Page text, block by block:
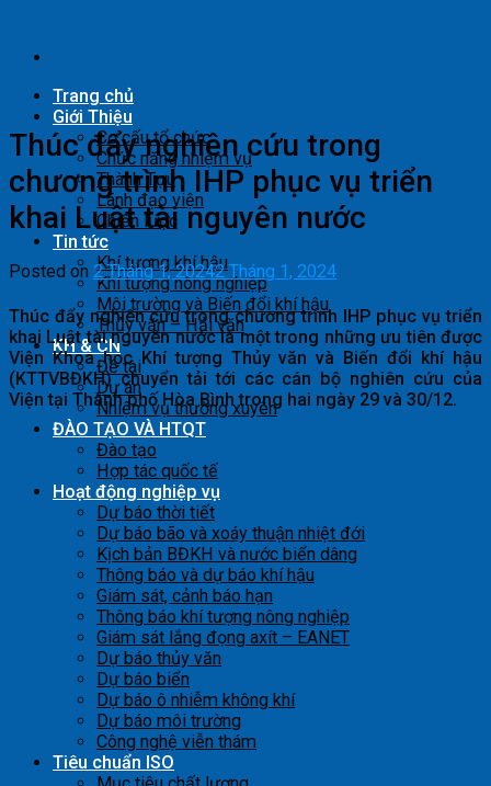
content
Trang chủ
Giới Thiệu
Cơ cấu tổ chức
Chức năng nhiệm vụ
Thành Tựu
Lãnh đạo viện
Chiến lược
Tin tức
Khí tượng khí hậu
Khí tượng nông nghiệp
Môi trường và Biến đổi khí hậu
Thủy văn – Hải văn
KH & CN
Đề tài
Dự án
Nhiệm vụ thường xuyên
ĐÀO TẠO VÀ HTQT
Đào tạo
Hợp tác quốc tế
Hoạt động nghiệp vụ
Dự báo thời tiết
Dự báo bão và xoáy thuận nhiệt đới
Kịch bản BĐKH và nước biển dâng
Thông báo và dự báo khí hậu
Giám sát, cảnh báo hạn
Thông báo khí tượng nông nghiệp
Giám sát lắng đọng axít – EANET
Dự báo thủy văn
Dự báo biển
Dự báo ô nhiễm không khí
Dự báo môi trường
Công nghệ viễn thám
Tiêu chuẩn ISO
Thúc đẩy nghiên cứu trong
chương trình IHP phục vụ triển
khai Luật tài nguyên nước
Posted on 2 Tháng 1, 20242 Tháng 1, 2024
Thúc đẩy nghiên cứu trong chương trình IHP phục vụ triển
khai Luật tài nguyên nước là một trong những ưu tiên được
Viện Khoa học Khí tượng Thủy văn và Biến đổi khí hậu
(KTTVBĐKH) chuyển tải tới các cán bộ nghiên cứu của
Viện tại Thành phố Hòa Bình trong hai ngày 29 và 30/12.